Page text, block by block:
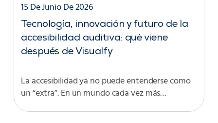
Tecnología, innovación y futuro de la
accesibilidad auditiva: qué viene
después de Visualfy
15 De Junio De 2026
La accesibilidad ya no puede entenderse como
un “extra”. En un mundo cada vez más…